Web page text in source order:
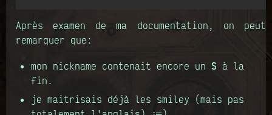
Après examen de ma documentation, on peut
remarquer que:
mon nickname contenait encore unS à la
fin.
je maitrisais déjà les smiley (mais pas